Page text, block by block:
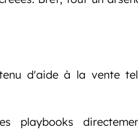
d'aide à la vente
playbooks